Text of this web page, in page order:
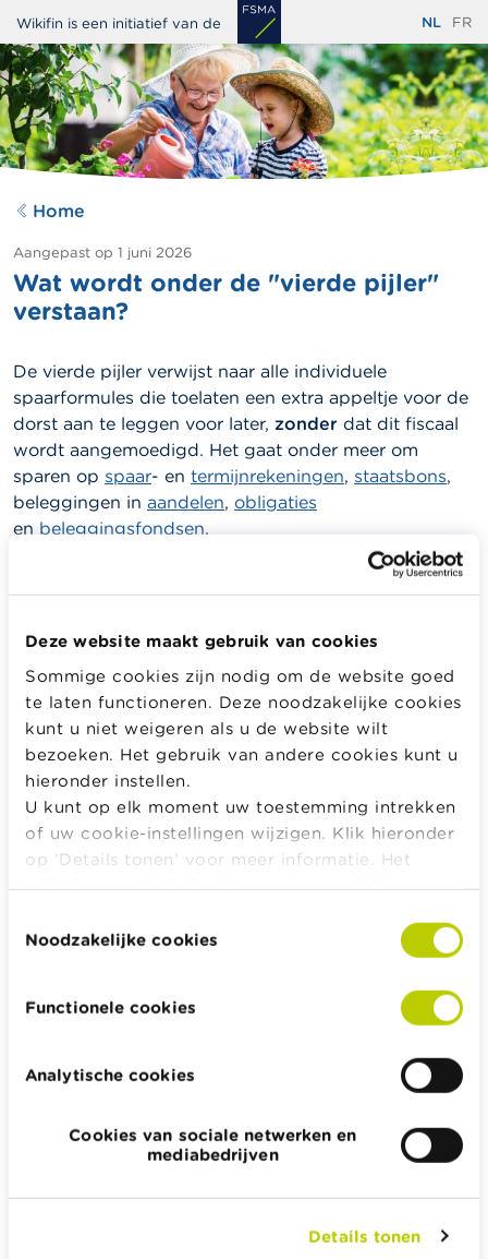
Deze website maakt gebruik van cookies
Sommige cookies zijn nodig om de website goed
te laten functioneren. Deze noodzakelijke cookies
kunt u niet weigeren als u de website wilt
bezoeken. Het gebruik van andere cookies kunt u
hieronder instellen.
U kunt op elk moment uw toestemming intrekken
of uw cookie-instellingen wijzigen. Klik hieronder
op ‘Details tonen’ voor meer informatie. Het
volledige cookiebeleid kan uhier raadplegen.
Noodzakelijke cookies
Functionele cookies
Analytische cookies
Cookies van sociale netwerken en
mediabedrijven
Details tonen
Overslaan
en
naar
de
inhoud
gaan
Wikifin is een initiatief van de NL FR
Home
Aangepast op 1 juni 2026
Wat wordt onder de "vierde pijler"
verstaan?
De vierde pijler verwijst naar alle individuele
spaarformules die toelaten een extra appeltje voor de
dorst aan te leggen voor later, zonder dat dit fiscaal
wordt aangemoedigd. Het gaat onder meer om
sparen op spaar- en termijnrekeningen, staatsbons,
beleggingen in aandelen, obligaties
en beleggingsfondsen.
Een eigen woning is eveneens een belangrijk element
in die vierde pijler.
Weetje
Wie op pensioengerechtigde leeftijd eigenaar is
van zijn woning, heeft heel wat minder kosten.
Alle rekentools, checklists en meer
Budget, betalen, lenen en verzekeren
Sparen en beleggen
Pensioen en pensioenvoorbereiding
Woning en hypothecaire lening
Wikifin.be helpt je bij financiële beslissingen. Ze stelt gratis
onafhankelijk van private financiële spelers.